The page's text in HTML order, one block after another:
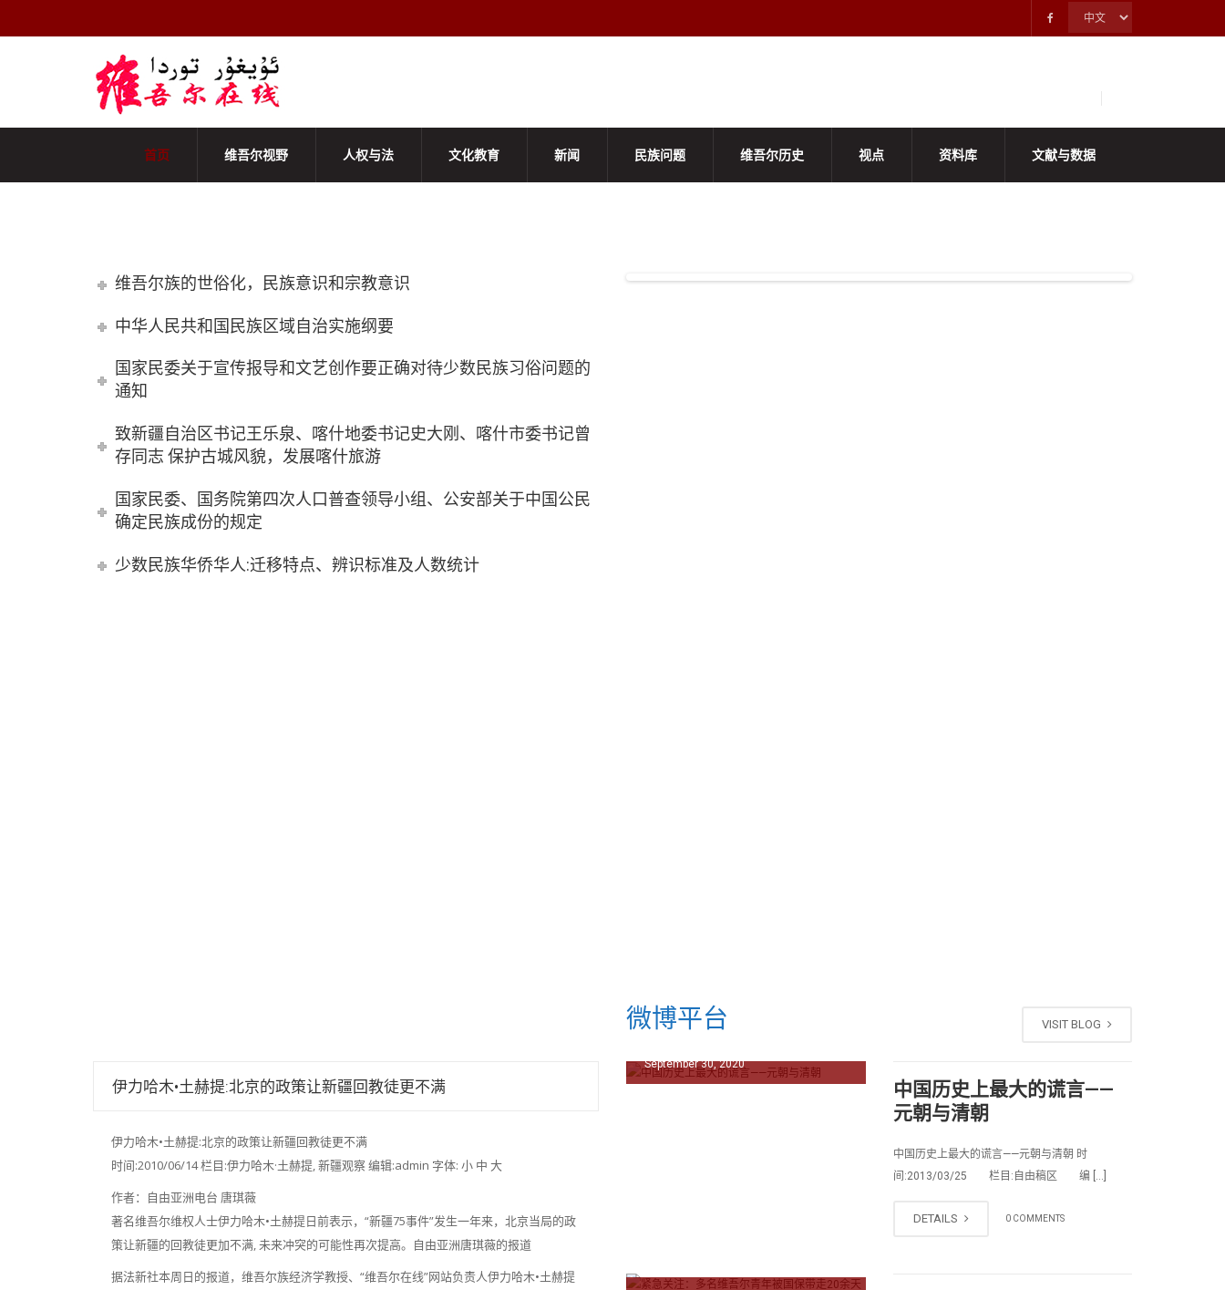
首页 维吾尔视野 人权与法 文化教育 新闻 民族问题 维吾尔历史 视点 资料库 文献与数据
维吾尔族的世俗化，民族意识和宗教意识
中华人民共和国民族区域自治实施纲要
国家民委关于宣传报导和文艺创作要正确对待少数民族习俗问题的
通知
致新疆自治区书记王乐泉、喀什地委书记史大刚、喀什市委书记曾
存同志 保护古城风貌，发展喀什旅游
国家民委、国务院第四次人口普查领导小组、公安部关于中国公民
确定民族成份的规定
少数民族华侨华人:迁移特点、辨识标准及人数统计
伊力哈木•土赫提:北京的政策让新疆回教徒更不满
伊力哈木•土赫提:北京的政策让新疆回教徒更不满
时间:2010/06/14 栏目:伊力哈木·土赫提, 新疆观察 编辑:admin 字体: 小 中 大
作者：自由亚洲电台 唐琪薇
著名维吾尔维权人士伊力哈木•土赫提日前表示，“新疆75事件”发生一年来，北京当局的政
策让新疆的回教徒更加不满, 未来冲突的可能性再次提高。自由亚洲唐琪薇的报道
据法新社本周日的报道，维吾尔族经济学教授、“维吾尔在线”网站负责人伊力哈木•土赫提
微博平台 VISIT BLOG
September 30, 2020
中国历史上最大的谎言——
元朝与清朝
中国历史上最大的谎言——元朝与清朝 时
间:2013/03/25 栏目:自由稿区 编 […]
DETAILS 0 COMMENTS